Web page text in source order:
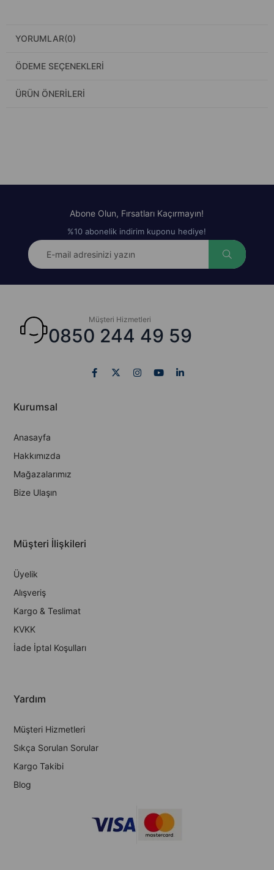
YORUMLAR(0)
ÖDEME SEÇENEKLERI
ÜRÜN ÖNERILERI
Abone Olun, Fırsatları Kaçırmayın!
%10 abonelik indirim kuponu hediye!
Müşteri Hizmetleri
0850 244 49 59
Kurumsal
Anasayfa
Hakkımızda
Mağazalarımız
Bize Ulaşın
Müşteri İlişkileri
Üyelik
Alışveriş
Kargo & Teslimat
KVKK
İade İptal Koşulları
Yardım
Müşteri Hizmetleri
Sıkça Sorulan Sorular
Kargo Takibi
Blog